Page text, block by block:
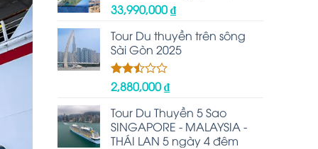
33,990,000₫
Tour Du thuyền trên sông
Sài Gòn 2025
Được
hạng
2.48
5 sao
2,880,000₫
Tour Du Thuyền 5 Sao
SINGAPORE - MALAYSIA -
THÁI LAN 5 ngày 4 đêm